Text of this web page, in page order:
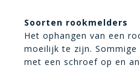
Soorten rookmelders
Het ophangen van een
moeilijk te zijn.
met een schroef op en